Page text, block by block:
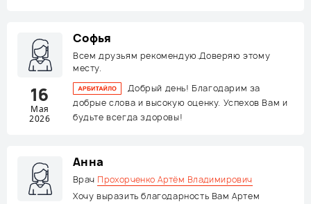
16
Мая
2026
Софья
Всем друзьям рекомендую.Доверяю этому
месту.
Добрый день! Благодарим за
добрые слова и высокую оценку. Успехов Вам и
будьте всегда здоровы!
Анна
Врач Прохорченко Артём Владимирович
Хочу выразить благодарность Вам Артем